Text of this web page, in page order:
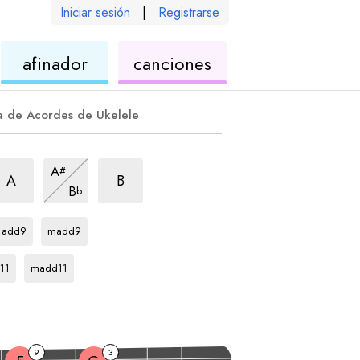
Iniciar sesión | Registrarse
afinadorukelelecanciones
de Acordes de Ukelele
A
A#
arpegio
Bb
maj9
B
D#
add9
madd9
madd11
9 3